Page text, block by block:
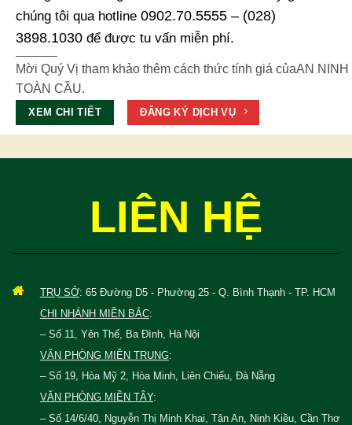
chúng tôi qua hotline 0902.70.5555 – (028)
3898.1030 để được tu vấn miễn phí.
Mời Quý Vị tham khảo thêm cách thức tính giá củaAN NINH
TOÀN CẦU.
XEM CHI TIẾT ĐĂNG KÝ DỊCH VỤ
LIÊN HỆ
TRỤ SỞ: 65 Đường D5 - Phường 25 - Q. Bình Thạnh - TP. HCM
CHI NHÁNH MIỀN BẮC:
– Số 11, Yên Thế, Ba Đình, Hà Nội
VĂN PHÒNG MIỀN TRUNG:
– Số 19, Hòa Mỹ 2, Hòa Minh, Liên Chiểu, Đà Nẵng
VĂN PHÒNG MIỀN TÂY:
– Số 14/6/40, Nguyễn Thị Minh Khai, Tân An, Ninh Kiều, Cần Thơ